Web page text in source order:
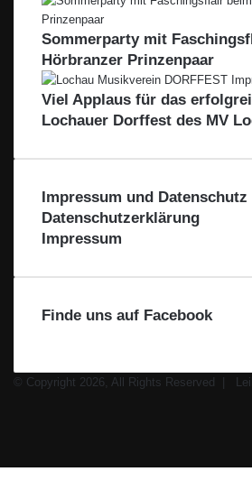
Sommerparty mit
Hörbranzer Prinzenpaar
Viel Applaus für das
Lochauer Dorffest des MV
Impressum und Datenschutz
Datenschutzerklärung
Impressum
Finde uns auf Facebook
© Copyright 2026, All Rights Reserved |